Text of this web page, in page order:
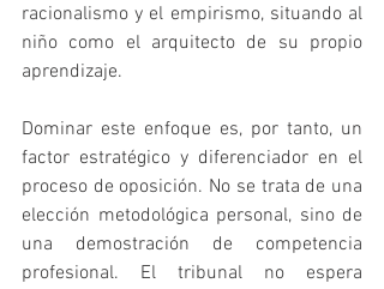
racionalismo y el empirismo, situando al
niño como el arquitecto de su propio
aprendizaje.
Dominar este enfoque es, por tanto, un
factor estratégico y diferenciador en el
proceso de oposición. No se trata de una
elección metodológica personal, sino de
una demostración de competencia
profesional. El tribunal no espera